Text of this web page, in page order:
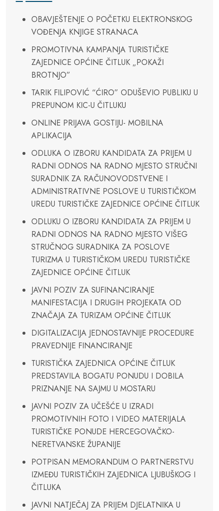
OBAVJEŠTENJE O POČETKU ELEKTRONSKOG
VOĐENJA KNJIGE STRANACA
PROMOTIVNA KAMPANJA TURISTIČKE
ZAJEDNICE OPĆINE ČITLUK „POKAŽI
BROTNJO”
TARIK FILIPOVIĆ “ĆIRO” ODUŠEVIO PUBLIKU U
PREPUNOM KIC-U ČITLUKU
ONLINE PRIJAVA GOSTIJU- MOBILNA
APLIKACIJA
ODLUKA O IZBORU KANDIDATA ZA PRIJEM U
RADNI ODNOS NA RADNO MJESTO STRUČNI
SURADNIK ZA RAČUNOVODSTVENE I
ADMINISTRATIVNE POSLOVE U TURISTIČKOM
UREDU TURISTIČKE ZAJEDNICE OPĆINE ČITLUK
ODLUKU O IZBORU KANDIDATA ZA PRIJEM U
RADNI ODNOS NA RADNO MJESTO VIŠEG
STRUČNOG SURADNIKA ZA POSLOVE
TURIZMA U TURISTIČKOM UREDU TURISTIČKE
ZAJEDNICE OPĆINE ČITLUK
JAVNI POZIV ZA SUFINANCIRANJE
MANIFESTACIJA I DRUGIH PROJEKATA OD
ZNAČAJA ZA TURIZAM OPĆINE ČITLUK
DIGITALIZACIJA JEDNOSTAVNIJE PROCEDURE
PRAVEDNIJE FINANCIRANJE
TURISTIČKA ZAJEDNICA OPĆINE ČITLUK
PREDSTAVILA BOGATU PONUDU I DOBILA
PRIZNANJE NA SAJMU U MOSTARU
JAVNI POZIV ZA UČEŠĆE U IZRADI
PROMOTIVNIH FOTO I VIDEO MATERIJALA
TURISTIČKE PONUDE HERCEGOVAČKO-
NERETVANSKE ŽUPANIJE
POTPISAN MEMORANDUM O PARTNERSTVU
IZMEĐU TURISTIČKIH ZAJEDNICA LJUBUŠKOG I
ČITLUKA
JAVNI NATJEČAJ ZA PRIJEM DJELATNIKA U